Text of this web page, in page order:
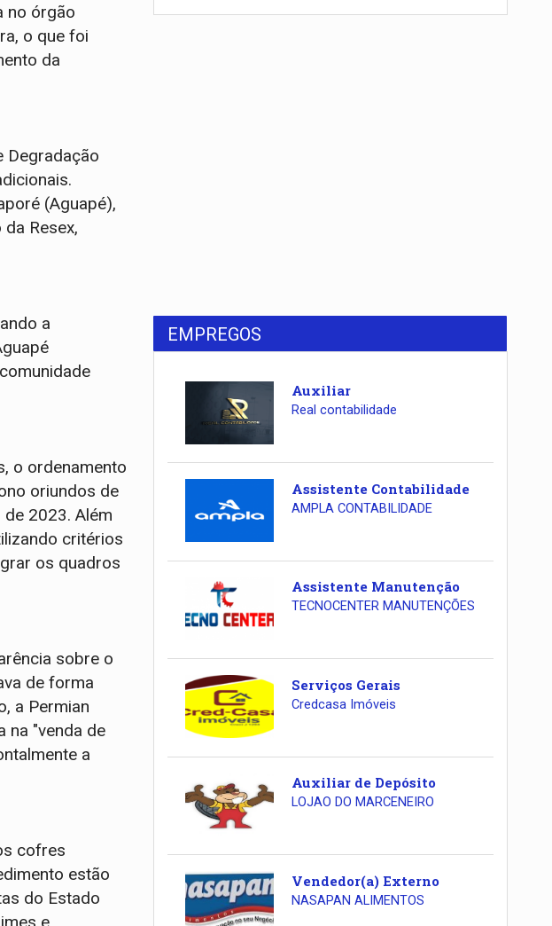
no órgão
o que foi
da
Degradação
(Aguapé),
Resex,
a
o ordenamento
oriundos de
2023. Além
critérios
os quadros
sobre o
de forma
a Permian
na "venda de
a
cofres
estão
do Estado
e
EMPREGOS
Auxiliar
Real contabilidade
Assistente Contabilidade
AMPLA CONTABILIDADE
Assistente Manutenção
TECNOCENTER MANUTENÇÕES
Serviços Gerais
Credcasa Imóveis
Auxiliar de Depósito
LOJAO DO MARCENEIRO
Vendedor(a) Externo
NASAPAN ALIMENTOS